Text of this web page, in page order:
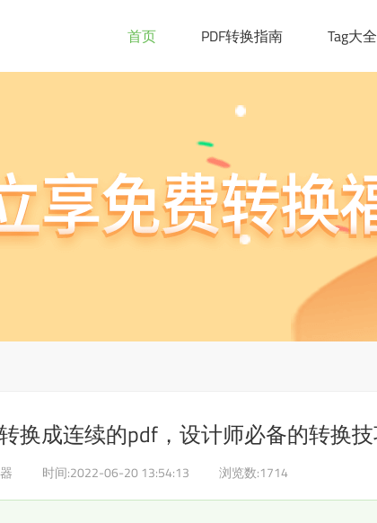
首页 PDF转换指南 Tag大全
换成连续的pdf，设计师必备的转换
时间:2022-06-20 13:54:13 浏览数:1714